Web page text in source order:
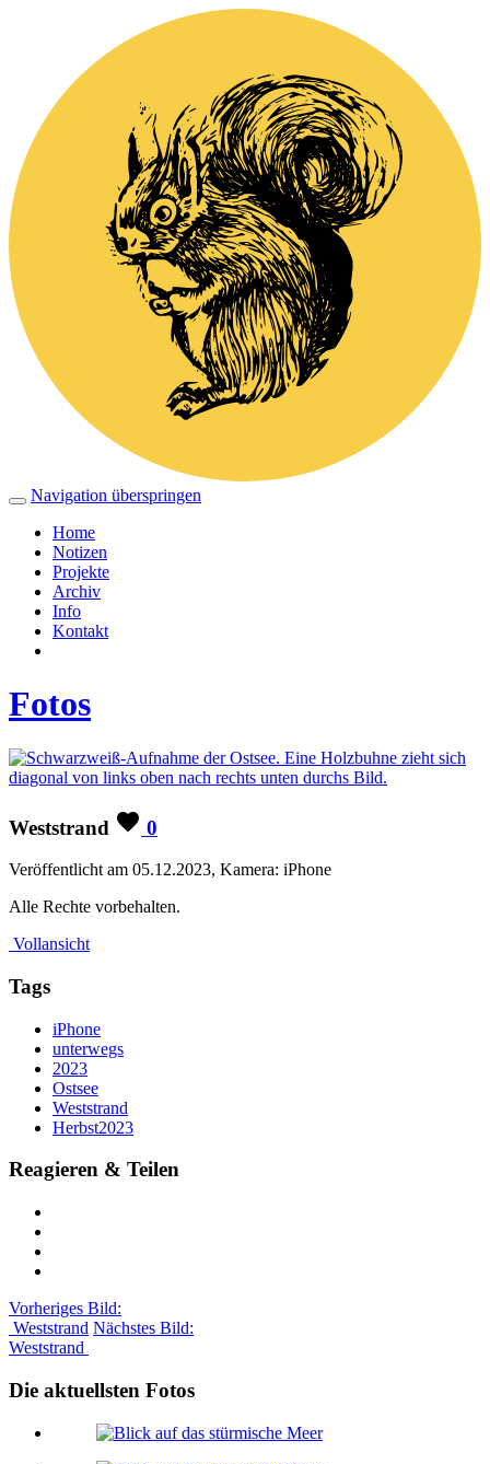
Navigation überspringen
Home
Notizen
Projekte
Archiv
Info
Kontakt
Fotos
Weststrand 0
Veröffentlicht am 05.12.2023, Kamera: iPhone
Alle Rechte vorbehalten.
Vollansicht
Tags
iPhone
unterwegs
2023
Ostsee
Weststrand
Herbst2023
Reagieren & Teilen
Vorheriges Bild:
Weststrand Nächstes Bild:
Weststrand
Die aktuellsten Fotos